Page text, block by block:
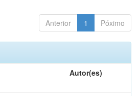
Anterior 1 Póximo
Autor(es)